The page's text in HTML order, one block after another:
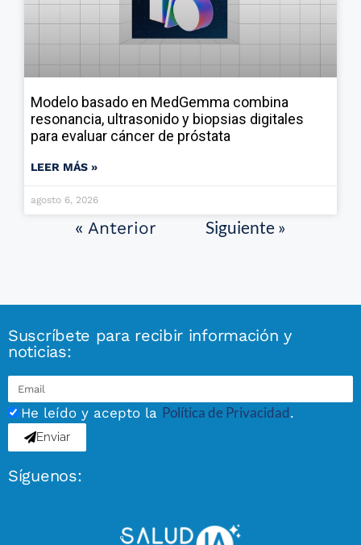
Modelo basado en MedGemma combina
resonancia, ultrasonido y biopsias digitales
para evaluar cáncer de próstata
LEER MÁS »
agosto 6, 2026
« Anterior Siguiente »
Suscríbete para recibir información y
noticias:
He leído y acepto la Política de Privacidad.
Enviar
Síguenos: